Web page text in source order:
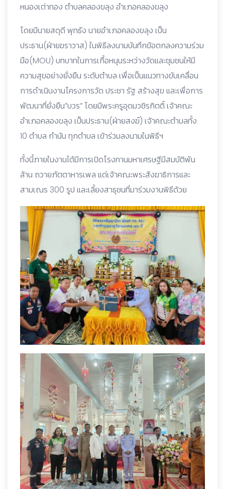
หนองเต่าทอง ตำบลคลองขลุง อำเภอคลองขลุง
โดยมีนายสดุดี พุทธัง นายอำเภอคลองขลุง เป็น
ประธาน(ฝ่ายฆราวาส) ในพิธีลงนามบันทึกข้อตกลงความร่วม
มือ(MOU) บทบาทในการเกื้อหนุนระหว่างวัดและชุมชนให้มี
ความสุขอย่างยั่งยืน ระดับตำบล เพื่อเป็นแนวทางขับเคลื่อน
การดำเนินงานโครงการวัด ประชา รัฐ สร้างสุข และเพื่อการ
พัฒนาที่ยั่งยืน”บวร” โดยมีพระครูอุดมวชิรกิตติ์ เจ้าคณะ
อำเภอคลองขลุง เป็นประธาน(ฝ่ายสงฆ์) เจ้าคณะตำบลทั้ง
10 ตำบล กำนัน ทุกตำบล เข้าร่วมลงนามในพิธีฯ
ทั้งนี้ภายในงานได้มีการเปิดโรงทานมหาเศรษฐีมีสมบัติพัน
ล้าน ถวายภัตตาหารเพล แด่เจ้าคณะพระสังฆาธิการและ
สามเณร 300 รูป และเลี้ยงสาธุชนที่มาร่วมงานพิธีด้วย